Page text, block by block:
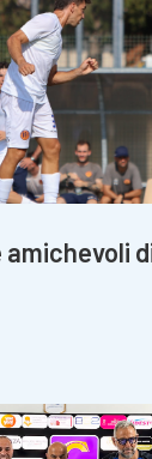
amichevoli